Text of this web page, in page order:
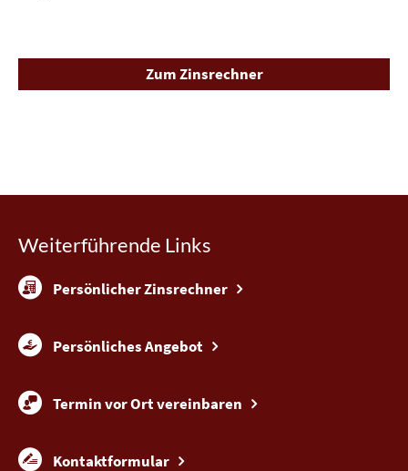
Zum Zinsrechner
Weiterführende Links
Persönlicher Zinsrechner
Persönliches Angebot
Termin vor Ort vereinbaren
Kontaktformular